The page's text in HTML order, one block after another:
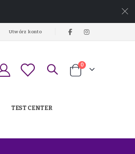
Utwórz konto
Koszyk
0produkty
TEST CENTER